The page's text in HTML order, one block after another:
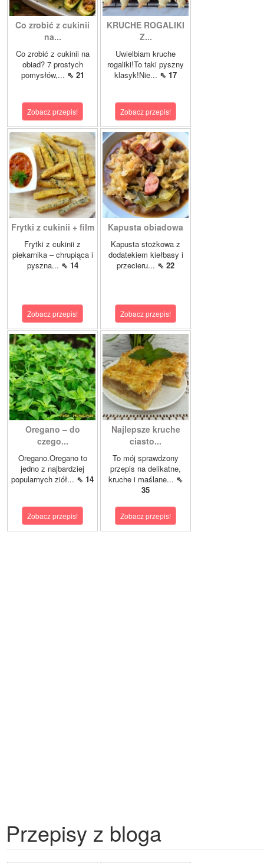
Co zrobić z cukinii
na...
Co zrobić z cukinii na
obiad? 7 prostych
pomysłów,... ⇖ 21
Zobacz przepis!
KRUCHE ROGALIKI
Z...
Uwielbiam kruche
rogaliki!To taki pyszny
klasyk!Nie... ⇖ 17
Zobacz przepis!
Frytki z cukinii + film
Frytki z cukinii z
piekarnika – chrupiąca i
pyszna... ⇖ 14
Zobacz przepis!
Kapusta obiadowa
Kapusta stożkowa z
dodatekiem kiełbasy i
przecieru... ⇖ 22
Zobacz przepis!
Oregano – do
czego...
Oregano.Oregano to
jedno z najbardziej
popularnych ziół... ⇖ 14
Zobacz przepis!
Najlepsze kruche
ciasto...
To mój sprawdzony
przepis na delikatne,
kruche i maślane... ⇖
35
Zobacz przepis!
Przepisy z bloga